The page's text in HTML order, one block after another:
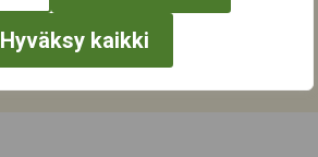
Hyväksy kaikki